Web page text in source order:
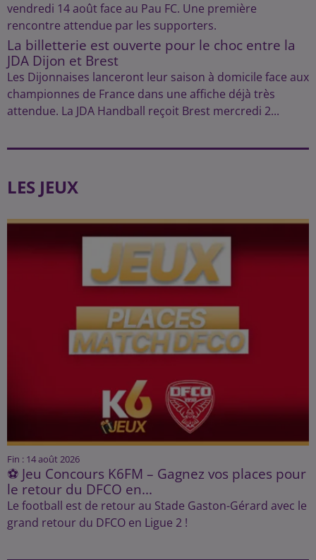
vendredi 14 août face au Pau FC. Une première
rencontre attendue par les supporters.
La billetterie est ouverte pour le choc entre la
JDA Dijon et Brest
Les Dijonnaises lanceront leur saison à domicile face aux
championnes de France dans une affiche déjà très
attendue. La JDA Handball reçoit Brest mercredi 2...
LES JEUX
Fin : 14 août 2026
⚽ Jeu Concours K6FM – Gagnez vos places pour
le retour du DFCO en...
Le football est de retour au Stade Gaston-Gérard avec le
grand retour du DFCO en Ligue 2 !